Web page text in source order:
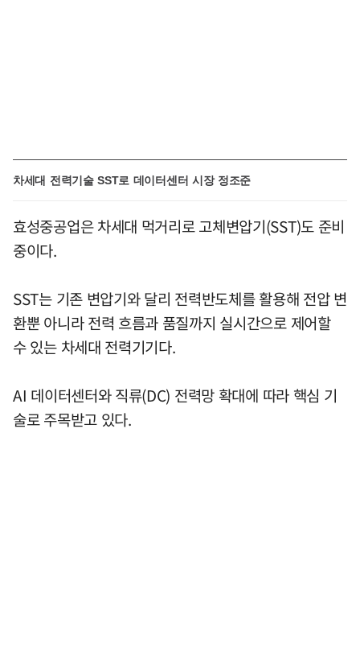
차세대 전력기술 SST로 데이터센터 시장 정조준
효성중공업은 차세대 먹거리로 고체변압기(SST)도 준비
중이다.
SST는 기존 변압기와 달리 전력반도체를 활용해 전압 변
환뿐 아니라 전력 흐름과 품질까지 실시간으로 제어할
수 있는 차세대 전력기기다.
AI 데이터센터와 직류(DC) 전력망 확대에 따라 핵심 기
술로 주목받고 있다.